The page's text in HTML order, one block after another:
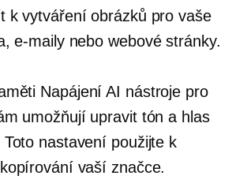
k vytváření obrázků pro vaše
e-maily nebo webové stránky.
Napájení AI nástroje pro
umožňují upravit tón a hlas
nastavení použijte k
vaší značce.